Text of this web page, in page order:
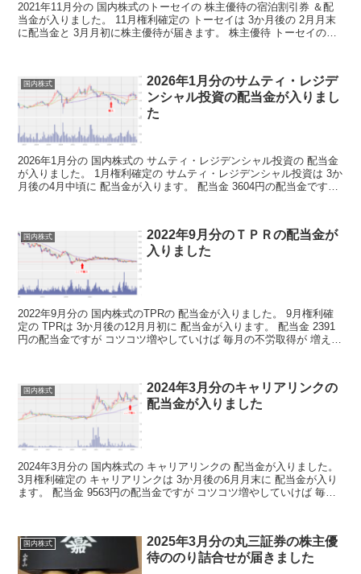
2021年11月分の 国内株式のトーセイの 株主優待の宿泊割引券 ＆配
当金が入りました。 11月権利確定の トーセイは 3か月後の 2月月末
に配当金と 3月月初に株主優待が届きます。 株主優待 トーセイの株
国内株式
2026年1月分のサムティ・レジデ
ンシャル投資の配当金が入りまし
た
2026年1月分の 国内株式の サムティ・レジデンシャル投資の 配当金
が入りました。 1月権利確定の サムティ・レジデンシャル投資は 3か
月後の4月中頃に 配当金が入ります。 配当金 3604円の配当金ですが
国内株式
2022年9月分のＴＰＲの配当金が
入りました
2022年9月分の 国内株式のTPRの 配当金が入りました。 9月権利確
定の TPRは 3か月後の12月月初に 配当金が入ります。 配当金 2391
円の配当金ですが コツコツ増やしていけば 毎月の不労取得が 増えて
国内株式
2024年3月分のキャリアリンクの
配当金が入りました
2024年3月分の 国内株式の キャリアリンクの 配当金が入りました。
3月権利確定の キャリアリンクは 3か月後の6月月末に 配当金が入り
ます。 配当金 9563円の配当金ですが コツコツ増やしていけば 毎月
国内株式
2025年3月分の丸三証券の株主優
待ののり詰合せが届きました